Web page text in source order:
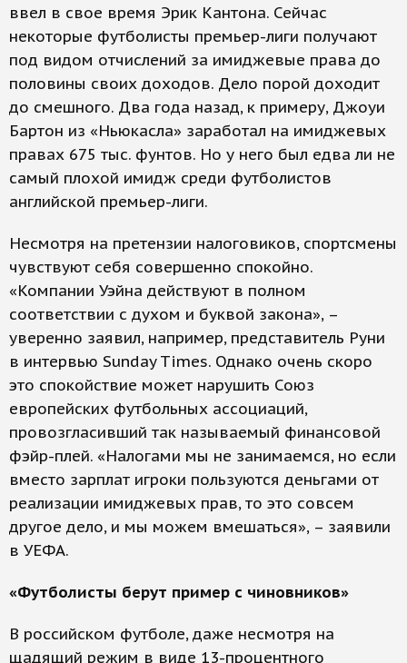
ввел в свое время Эрик Кантона. Сейчас
некоторые футболисты премьер-лиги получают
под видом отчислений за имиджевые права до
половины своих доходов. Дело порой доходит
до смешного. Два года назад, к примеру, Джоуи
Бартон из «Ньюкасла» заработал на имиджевых
правах 675 тыс. фунтов. Но у него был едва ли не
самый плохой имидж среди футболистов
английской премьер-лиги.
Несмотря на претензии налоговиков, спортсмены
чувствуют себя совершенно спокойно.
«Компании Уэйна действуют в полном
соответствии с духом и буквой закона», –
уверенно заявил, например, представитель Руни
в интервью Sunday Times. Однако очень скоро
это спокойствие может нарушить Союз
европейских футбольных ассоциаций,
провозгласивший так называемый финансовой
фэйр-плей. «Налогами мы не занимаемся, но если
вместо зарплат игроки пользуются деньгами от
реализации имиджевых прав, то это совсем
другое дело, и мы можем вмешаться», – заявили
в УЕФА.
«Футболисты берут пример с чиновников»
В российском футболе, даже несмотря на
щадящий режим в виде 13-процентного